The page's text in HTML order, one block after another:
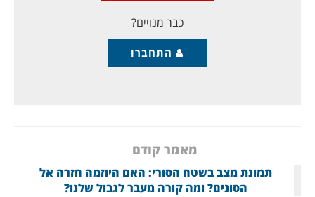
כבר מנויים?
התחברו
מאמר קודם
תמונת מצב בשטח הסורי: האם היוזמה חזרה אל
הסונים? ומה קורה מעבר לגבול שלנו?